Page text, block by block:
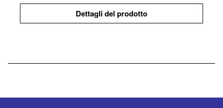
Dettagli del prodotto